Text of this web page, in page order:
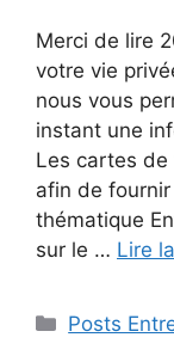
Merci de lire
votre vie
nous vous
instant une
Les cartes
afin de
thématique
sur le … Lire
Catégories
Posts